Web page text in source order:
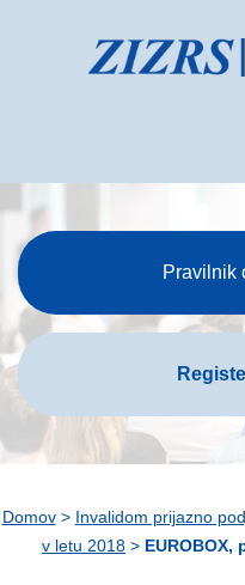
Pravilnik
Domov> Invalidom prijazno
v letu 2018 >